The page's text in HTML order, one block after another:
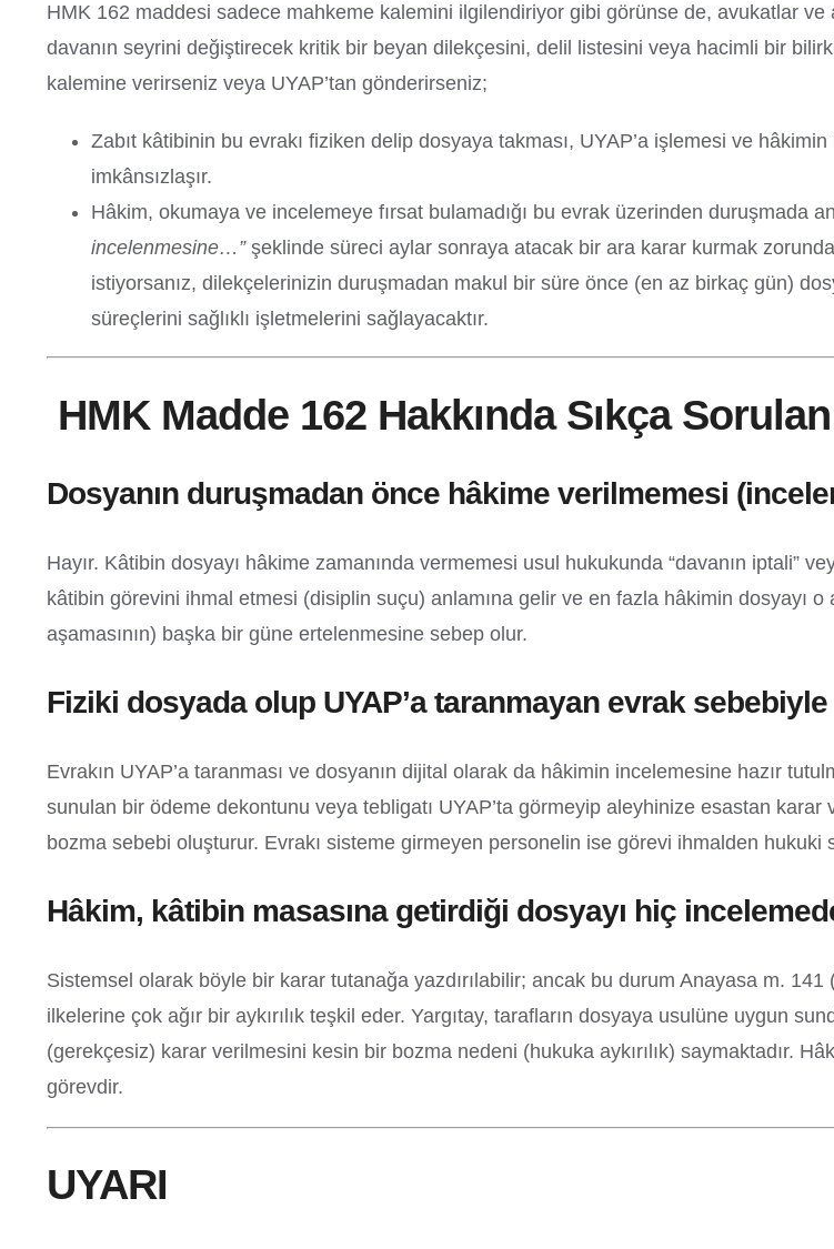
HMK 162 maddesi sadece mahkeme kalemini ilgilendiriyor gibi görünse de, avukatlar ve
davanın seyrini değiştirecek kritik bir beyan dilekçesini, delil listesini veya hacimli bir
kalemine verirseniz veya UYAP’tan gönderirseniz;
Zabıt kâtibinin bu evrakı fiziken delip dosyaya takması, UYAP’a işlemesi ve
imkânsızlaşır.
Hâkim, okumaya ve incelemeye fırsat bulamadığı bu evrak üzerinden duruşmada
incelenmesine…”şeklinde süreci aylar sonraya atacak bir ara karar kurmak
istiyorsanız, dilekçelerinizin duruşmadan makul bir süre önce (en az birkaç gün)
süreçlerini sağlıklı işletmelerini sağlayacaktır.
HMK Madde 162 Hakkında Sıkça
Dosyanın duruşmadan önce hâkime verilmemesi
Hayır. Kâtibin dosyayı hâkime zamanında vermemesi usul hukukunda “davanın iptali”
kâtibin görevini ihmal etmesi (disiplin suçu) anlamına gelir ve en fazla hâkimin dosyayı
aşamasının) başka bir güne ertelenmesine sebep olur.
Fiziki dosyada olup UYAP’a taranmayan evrak
Evrakın UYAP’a taranması ve dosyanın dijital olarak da hâkimin incelemesine hazır
sunulan bir ödeme dekontunu veya tebligatı UYAP’ta görmeyip aleyhinize esastan
bozma sebebi oluşturur. Evrakı sisteme girmeyen personelin ise görevi ihmalden hukuki
Hâkim, kâtibin masasına getirdiği dosyayı hiç
Sistemsel olarak böyle bir karar tutanağa yazdırılabilir; ancak bu durum Anayasa m.
ilkelerine çok ağır bir aykırılık teşkil eder. Yargıtay, tarafların dosyaya usulüne uygun
(gerekçesiz) karar verilmesini kesin bir bozma nedeni (hukuka aykırılık) saymaktadır.
görevdir.
UYARI